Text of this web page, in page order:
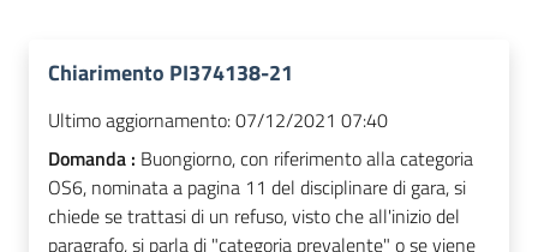
Chiarimento PI374138-21
Ultimo aggiornamento:07/12/2021 07:40
Domanda : Buongiorno, con riferimento alla categoria
OS6, nominata a pagina 11 del disciplinare di gara, si
chiede se trattasi di un refuso, visto che all'inizio del
paragrafo, si parla di "categoria prevalente" o se viene